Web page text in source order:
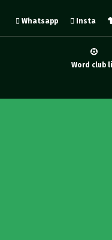
Insta
Whatsapp
Word club